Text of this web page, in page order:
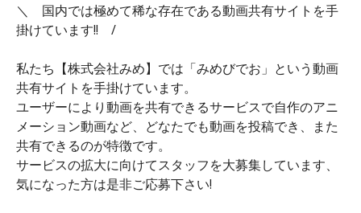
＼ 国内では極めて稀な存在である動画共有サイトを手
掛けています!! /
私たち【株式会社みめ】では「みめびでお」という動画
共有サイトを手掛けています。
ユーザーにより動画を共有できるサービスで自作のアニ
メーション動画など、どなたでも動画を投稿でき、また
共有できるのが特徴です。
サービスの拡大に向けてスタッフを大募集しています、
気になった方は是非ご応募下さい!